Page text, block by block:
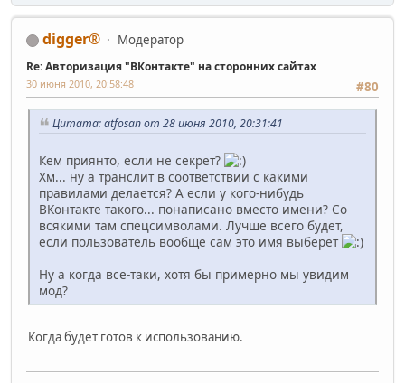
digger® Модератор
Re: Авторизация "ВКонтакте" на сторонних сайтах
#80
30 июня 2010, 20:58:48
Цитата: atfosan от 28 июня 2010, 20:31:41
Кем приянто, если не секрет?
Хм... ну а транслит в соответствии с какими
правилами делается? А если у кого-нибудь
ВКонтакте такого... понаписано вместо имени? Со
всякими там спецсимволами. Лучше всего будет,
если пользователь вообще сам это имя выберет
Ну а когда все-таки, хотя бы примерно мы увидим
мод?
Когда будет готов к использованию.